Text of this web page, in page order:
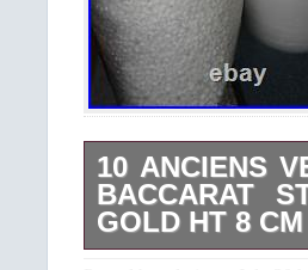
10 ANCIENS
BACCARAT
GOLD HT 8 CM